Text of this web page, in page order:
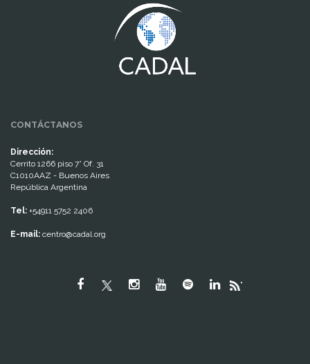
CONTÁCTANOS
Dirección:
Cerrito 1266 piso 7° Of. 31
C1010AAZ - Buenos Aires
República Argentina
Tel: +54911 5752 2406
E-mail: centro@cadal.org
"